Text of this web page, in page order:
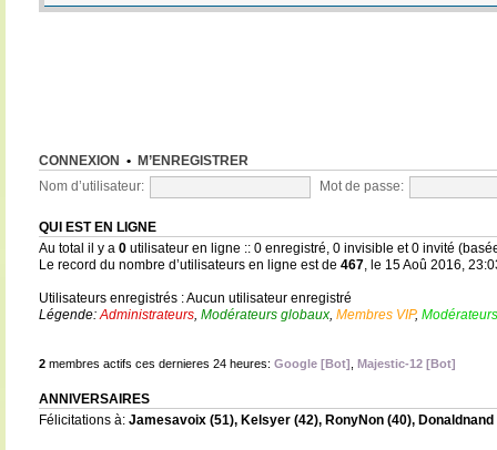
CONNEXION • M’ENREGISTRER
Nom d’utilisateur: Mot de passe:
QUI EST EN LIGNE
Au total il y a 0utilisateur en ligne :: 0 enregistré, 0 invisible et 0 invité
Le record du nombre d’utilisateurs en ligne est de 467, le 15 Aoû 2016,
Utilisateurs enregistrés : Aucun utilisateur enregistré
Légende:Administrateurs, Modérateurs globaux, Membres VIP,
2membres actifs ces dernieres 24 heures: Google [Bot] Majestic-12 [Bot]
ANNIVERSAIRES
Félicitations à: Jamesavoix(51), Kelsyer(42), RonyNon(40), Donaldnand